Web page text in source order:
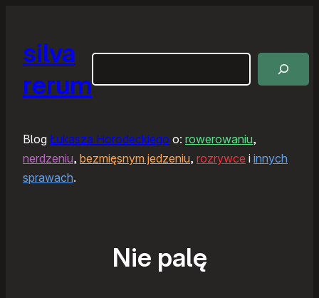
silva
rerum
Blog Łukasza Horodeckiego o: rowerowaniu,
nerdzeniu, bezmięsnym jedzeniu, rozrywce i innych
sprawach.
Nie palę